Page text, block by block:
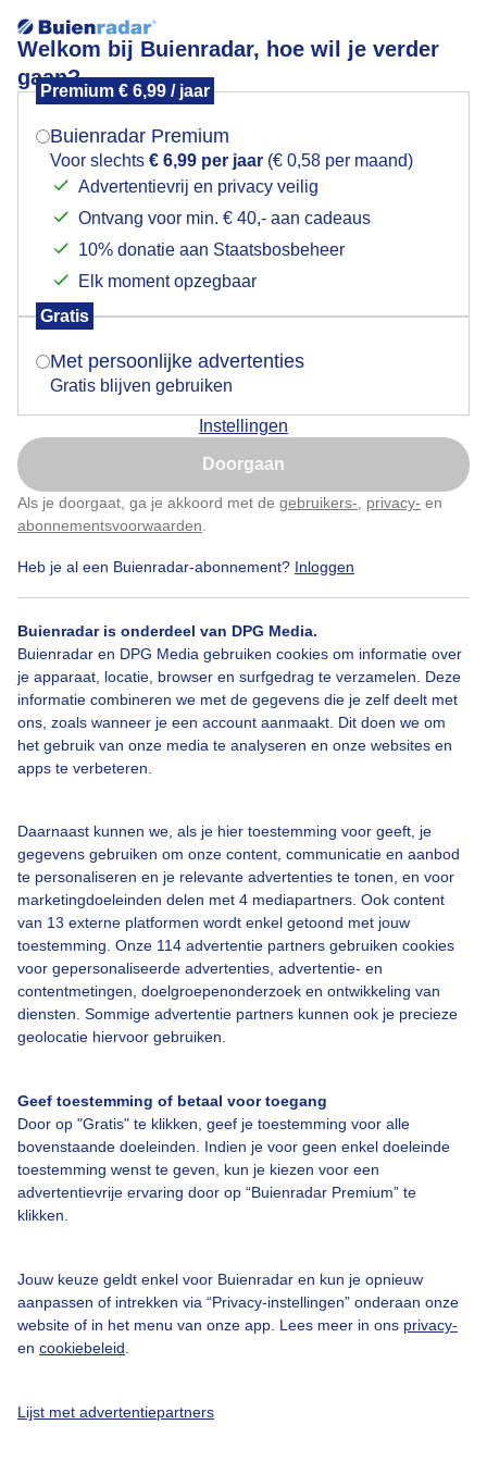
Welkom bij Buienradar, hoe wil je verder
gaan?
Premium € 6,99 / jaar
Buienradar Premium
Voor slechts € 6,99 per jaar (€ 0,58 per maand)
Advertentievrij en privacy veilig
Ontvang voor min. € 40,- aan cadeaus
10% donatie aan Staatsbosbeheer
Elk moment opzegbaar
Gratis
Met persoonlijke advertenties
Gratis blijven gebruiken
Instellingen
Doorgaan
Als je doorgaat, ga je akkoord met de gebruikers- privacy- en
abonnementsvoorwaarden
Heb je al een Buienradar-abonnement? Inloggen
Buienradar is onderdeel van DPG Media.
Buienradar en DPG Media gebruiken cookies om informatie over
je apparaat, locatie, browser en surfgedrag te verzamelen. Deze
informatie combineren we met de gegevens die je zelf deelt met
ons, zoals wanneer je een account aanmaakt. Dit doen we om
het gebruik van onze media te analyseren en onze websites en
apps te verbeteren.
Daarnaast kunnen we, als je hier toestemming voor geeft, je
gegevens gebruiken om onze content, communicatie en aanbod
te personaliseren en je relevante advertenties te tonen, en voor
marketingdoeleinden delen met 4 mediapartners. Ook content
van 13 externe platformen wordt enkel getoond met jouw
toestemming. Onze 114 advertentie partners gebruiken cookies
voor gepersonaliseerde advertenties, advertentie- en
contentmetingen, doelgroepenonderzoek en ontwikkeling van
diensten. Sommige advertentie partners kunnen ook je precieze
geolocatie hiervoor gebruiken.
Geef toestemming of betaal voor toegang
Door op "Gratis" te klikken, geef je toestemming voor alle
bovenstaande doeleinden. Indien je voor geen enkel doeleinde
toestemming wenst te geven, kun je kiezen voor een
advertentievrije ervaring door op “Buienradar Premium” te
klikken.
Jouw keuze geldt enkel voor Buienradar en kun je opnieuw
aanpassen of intrekken via “Privacy-instellingen” onderaan onze
website of in het menu van onze app. Lees meer in ons privacy-
en cookiebeleid
Lijst met advertentiepartners
IJskoud IJsselmeer
IJzig doorkijkje naar t IJsselmeer.
Door: Henri Gemaakt: 11-01-2026, 297x bekeken
4
Ijssculpturen Winter Wind
Bekijk slideshow
Een moment geduld aub...
Over Buienradar
Bedrijfsgegevens
Veelgestelde vragen
Contact
Toegankelijkheid
Adverteren
Buienradar Team
Privacy beleid
Mogen we je locatie gebruiken voor het
Indien je hier nog geen akkoord op hebt gegeven,
verschijnt er zo een pop-up uit je browser waarin
Is goed, toon de popup
Nu niet, misschien later
Klik hierom dit aan te passen